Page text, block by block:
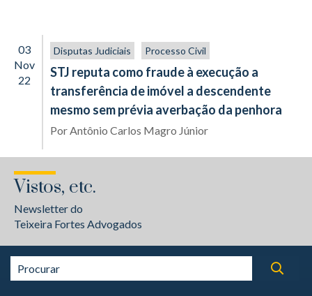
03
Nov
22
Disputas Judiciais Processo Civil
STJ reputa como fraude à execução a
transferência de imóvel a descendente
mesmo sem prévia averbação da penhora
PorAntônio Carlos Magro Júnior
Vistos, etc.
Newsletter do
Teixeira Fortes Advogados